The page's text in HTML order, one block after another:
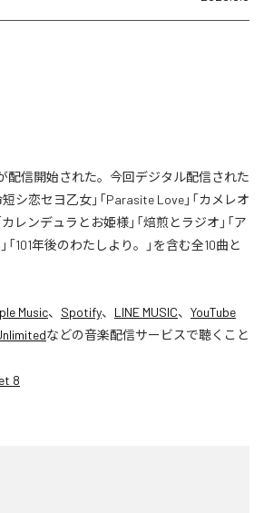
配信開始された。今回デジタル配信された
シ恋セヨ乙女」「Parasite Love」「カメレオ
カレンデュラとお姫様」「焙煎とラジオ」「ア
「101年後のわたしより。」を含む全10曲と
Music、 Spotify、 LINE MUSIC、 YouTube
などの音楽配信サービスで聴くこと
8